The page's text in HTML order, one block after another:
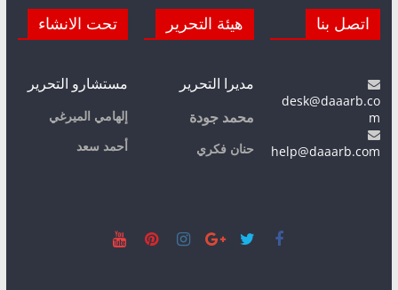
اتصل بنا
desk@daaarb.co
m
help@daaarb.com
هيئة التحرير
مديرا التحرير
محمد جودة
حنان فكري
تحت الانشاء
مستشارو التحرير
إلهامي الميرغي
أحمد سعد